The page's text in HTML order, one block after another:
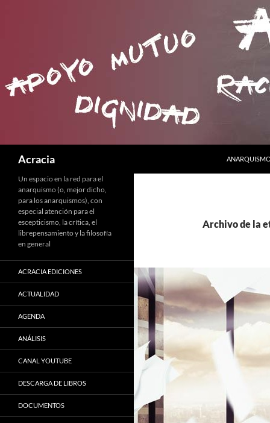
Acracia
Archivo de la
Un espacio en la red para el
anarquismo (o, mejor dicho,
para los anarquismos), con
especial atención para el
escepticismo, la crítica, el
librepensamiento y la filosofía
en general
ACRACIA EDICIONES
ACTUALIDAD
AGENDA
ANÁLISIS
CANAL YOUTUBE
DESCARGA DE LIBROS
DOCUMENTOS